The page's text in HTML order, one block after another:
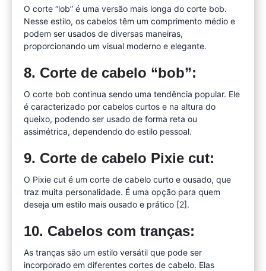
O corte “lob” é uma versão mais longa do corte bob.
Nesse estilo, os cabelos têm um comprimento médio e
podem ser usados de diversas maneiras,
proporcionando um visual moderno e elegante.
8. Corte de cabelo “bob”:
O corte bob continua sendo uma tendência popular. Ele
é caracterizado por cabelos curtos e na altura do
queixo, podendo ser usado de forma reta ou
assimétrica, dependendo do estilo pessoal.
9. Corte de cabelo Pixie cut:
O Pixie cut é um corte de cabelo curto e ousado, que
traz muita personalidade. É uma opção para quem
deseja um estilo mais ousado e prático [2].
10. Cabelos com tranças:
As tranças são um estilo versátil que pode ser
incorporado em diferentes cortes de cabelo. Elas